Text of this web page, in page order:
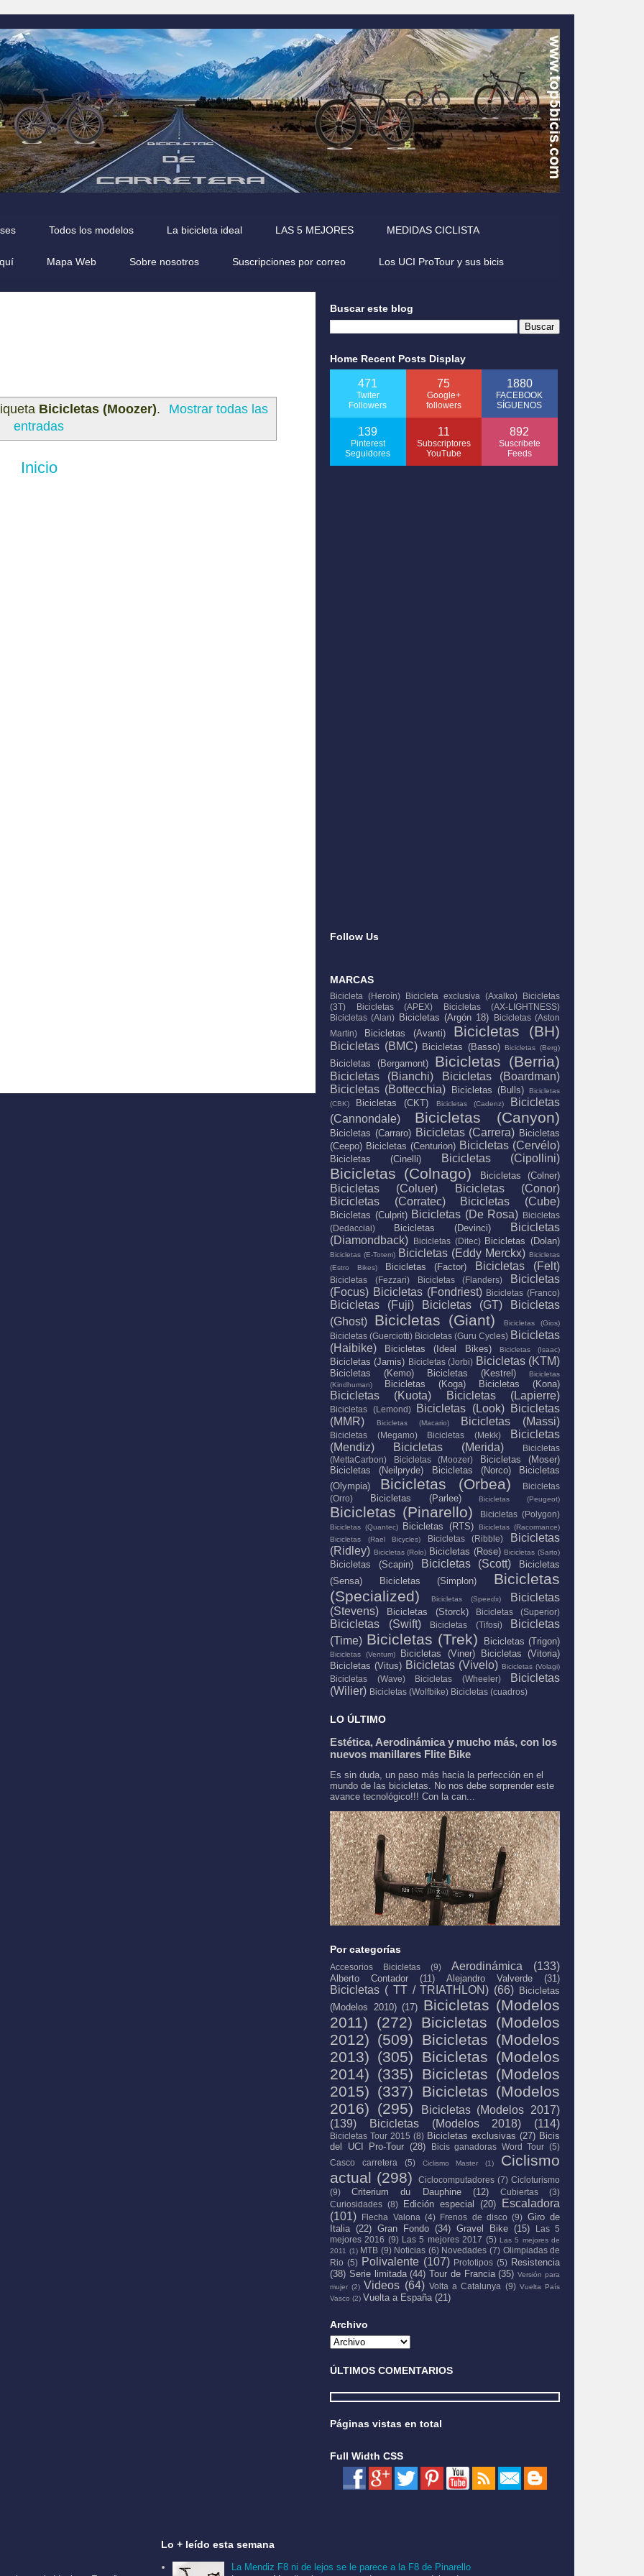
Todos los modelos La bicicleta ideal LAS 5 MEJORES MEDIDAS CICLISTA
Mapa Web Sobre nosotros Suscripciones por correo Los UCI ProTour y sus bicis
Bicicletas (Moozer).
Mostrar todas las
entradas
Inicio
Buscar este blog
Home Recent Posts Display
471
Twiter
Followers
75
Google+
followers
1880
FACEBOOK
SÍGUENOS
139
Pinterest
Seguidores
11
Subscriptores
YouTube
892
Suscribete
Feeds
Follow Us
MARCAS
Bicicleta (Heroín) Bicicleta exclusiva (Axalko)
Bicicletas
(3T)
Bicicletas (APEX)
Bicicletas (AX-LIGHTNESS)
Bicicletas (Alan)
Bicicletas (Argón 18)
Bicicletas (Aston
Martin)
Bicicletas (Avanti) Bicicletas (BH)
Bicicletas (BMC) Bicicletas (Basso) Bicicletas (Berg)
Bicicletas (Bergamont) Bicicletas (Berria)
Bicicletas (Bianchi)
Bicicletas (Boardman)
Bicicletas (Bottecchia)
Bicicletas (Bulls)
Bicicletas
(CBK)
Bicicletas (CKT) Bicicletas (Cadenz)
Bicicletas
(Cannondale)
Bicicletas (Canyon)
Bicicletas (Carraro) Bicicletas (Carrera) Bicicletas
(Ceepo) Bicicletas (Centurion) Bicicletas (Cervélo)
Bicicletas (Cinelli) Bicicletas (Cipollini)
Bicicletas (Colnago) Bicicletas (Colner)
Bicicletas (Coluer)
Bicicletas (Conor)
Bicicletas (Corratec)
Bicicletas (Cube)
Bicicletas (Culprit) Bicicletas (De Rosa) Bicicletas
(Dedacciai)
Bicicletas (Devinci)
Bicicletas
(Diamondback)
Bicicletas (Ditec) Bicicletas (Dolan)
Bicicletas (E-Totem) Bicicletas (Eddy Merckx) Bicicletas
(Estro Bikes)
Bicicletas (Factor) Bicicletas (Felt)
Bicicletas (Fezzari) Bicicletas (Flanders)
Bicicletas
(Focus) Bicicletas (Fondriest) Bicicletas (Franco)
Bicicletas (Fuji) Bicicletas (GT)
Bicicletas
(Ghost)
Bicicletas (Giant) Bicicletas (Gios)
Bicicletas (Guerciotti) Bicicletas (Guru Cycles) Bicicletas
(Haibike)
Bicicletas (Ideal Bikes) Bicicletas (Isaac)
Bicicletas (Jamis) Bicicletas (Jorbi) Bicicletas (KTM)
Bicicletas (Kemo) Bicicletas (Kestrel)
Bicicletas
(Kindhuman)
Bicicletas (Koga) Bicicletas (Kona)
Bicicletas (Kuota) Bicicletas (Lapierre)
Bicicletas (Lemond) Bicicletas (Look)
Bicicletas
(MMR)
Bicicletas (Macario) Bicicletas (Massi)
Bicicletas (Megamo) Bicicletas (Mekk)
Bicicletas
(Mendiz)
Bicicletas (Merida)
Bicicletas
(MettaCarbon)
Bicicletas (Moozer)
Bicicletas (Moser)
Bicicletas (Neilpryde)
Bicicletas (Norco)
Bicicletas
(Olympia)
Bicicletas (Orbea)
Bicicletas
(Orro)
Bicicletas (Parlee) Bicicletas (Peugeot)
Bicicletas (Pinarello) Bicicletas (Polygon)
Bicicletas (Quantec) Bicicletas (RTS)
Bicicletas (Racormance)
Bicicletas (Rael Bicycles)
Bicicletas (Ribble)
Bicicletas
(Ridley) Bicicletas (Rolo) Bicicletas (Rose) Bicicletas (Sarto)
Bicicletas (Scapin) Bicicletas (Scott)
Bicicletas
(Sensa)
Bicicletas (Simplon)
Bicicletas
(Specialized)
Bicicletas (Speedx)
Bicicletas
(Stevens)
Bicicletas (Storck) Bicicletas (Superior)
Bicicletas (Swift) Bicicletas (Tifosi)
Bicicletas
(Time) Bicicletas (Trek) Bicicletas (Trigon)
Bicicletas (Ventum) Bicicletas (Viner)
Bicicletas (Vitoria)
Bicicletas (Vitus) Bicicletas (Vivelo) Bicicletas (Volagi)
Bicicletas (Wave) Bicicletas (Wheeler)
Bicicletas
(Wilier) Bicicletas (Wolfbike) Bicicletas (cuadros)
LO ÚLTIMO
Estética, Aerodinámica y mucho más, con los
nuevos manillares Flite Bike
Es sin duda, un paso más hacia la perfección en el
mundo de las bicicletas. No nos debe sorprender este
avance tecnológico!!! Con la can...
Por categorías
Accesorios Bicicletas (9) Aerodinámica (133)
Alberto Contador (11) Alejandro Valverde (31)
Bicicletas ( TT / TRIATHLON) (66) Bicicletas
(Modelos 2010) (17) Bicicletas (Modelos
2011)
(272)
Bicicletas (Modelos
2012) (509)
Bicicletas (Modelos
2013) (305)
Bicicletas (Modelos
2014) (335)
Bicicletas (Modelos
2015) (337)
Bicicletas (Modelos
2016) (295)
Bicicletas (Modelos 2017)
(139)
Bicicletas (Modelos 2018) (114)
Bicicletas Tour 2015 (8) Bicicletas exclusivas (27) Bicis
del UCI Pro-Tour (28) Bicis ganadoras Word Tour (5)
Casco carretera
(5) Ciclismo Master (1)
Ciclismo
actual (298) Ciclocomputadores (7) Cicloturismo
(9)
Criterium du Dauphine (12) Cubiertas
(3)
Curiosidades (8) Edición especial (20)
Escaladora
(101)
Flecha Valona (4) Frenos de disco (9) Giro de
Italia (22) Gran Fondo (34) Gravel Bike (15)
Las 5
mejores 2016 (9) Las 5 mejores 2017 (5) Las 5 mejores de
2011 (1) MTB (9) Noticias (6) Novedades (7) Olimpiadas de
Rio (5) Polivalente (107) Prototipos (5) Resistencia
(38) Serie limitada (44) Tour de Francia (35) Versión para
mujer (2) Videos (64) Volta a Catalunya (9) Vuelta País
Vasco (2) Vuelta a España (21)
Archivo
ÚLTIMOS COMENTARIOS
Páginas vistas en total
Full Width CSS
Lo + leí­do esta semana
La Mendiz F8 ni de lejos se le parece a la F8 de Pinarello